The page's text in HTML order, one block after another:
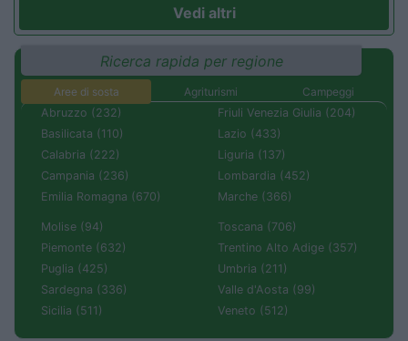
Vedi altri
Ricerca rapida per regione
Aree di sosta Agriturismi
Campeggi
Abruzzo (232)
Basilicata (110)
Calabria (222)
Campania (236)
Emilia Romagna (670)
Friuli Venezia Giulia (204)
Lazio (433)
Liguria (137)
Lombardia (452)
Marche (366)
Molise (94)
Piemonte (632)
Puglia (425)
Sardegna (336)
Sicilia (511)
Toscana (706)
Trentino Alto Adige (357)
Umbria (211)
Valle d'Aosta (99)
Veneto (512)